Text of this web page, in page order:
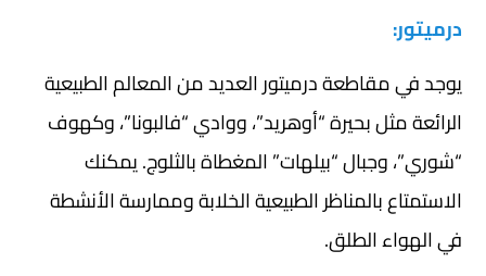
درميتور:
يوجد في مقاطعة درميتور العديد من المعالم الطبيعية
الرائعة مثل بحيرة “أوهريد”، ووادي “فالبونا”، وكهوف
“شوري”، وجبال “بيلهات” المغطاة بالثلوج. يمكنك
الاستمتاع بالمناظر الطبيعية الخلابة وممارسة الأنشطة
في الهواء الطلق.